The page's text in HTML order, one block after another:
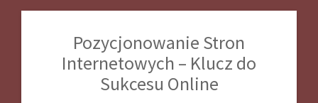
Pozycjonowanie Stron
Internetowych – Klucz do
Sukcesu Online